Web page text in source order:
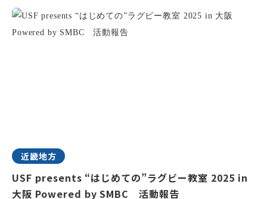
近畿地方
USF presents “はじめての”ラグビー教室 2025 in
大阪 Powered by SMBC 活動報告